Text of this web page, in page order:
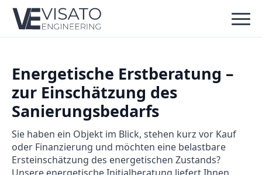
Energetische Erstberatung –
zur Einschätzung des
Sanierungsbedarfs
Sie haben ein Objekt im Blick, stehen kurz vor Kauf
oder Finanzierung und möchten eine belastbare
Ersteinschätzung des energetischen Zustands?